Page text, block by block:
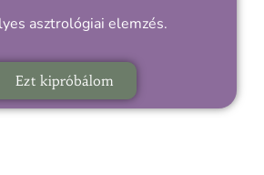
asztrológiai elemzés.
Ezt kipróbálom